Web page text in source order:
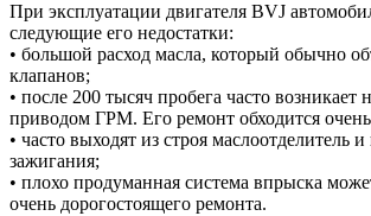
При эксплуатации двигателя BVJ
следующие его недостатки:
• большой расход масла, который обычно
клапанов;
• после 200 тысяч пробега часто возникает
приводом ГРМ. Его ремонт обходится
• часто выходят из строя маслоотделитель
зажигания;
• плохо продуманная система впрыска
очень дорогостоящего ремонта.